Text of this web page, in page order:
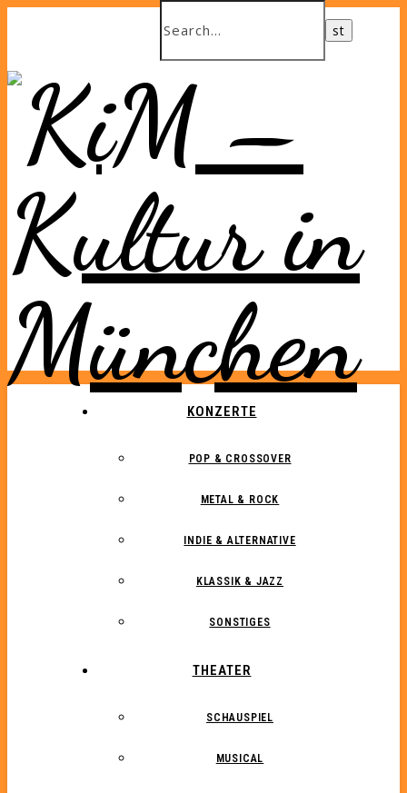
KONZERTE
POP & CROSSOVER
METAL & ROCK
INDIE & ALTERNATIVE
KLASSIK & JAZZ
SONSTIGES
THEATER
SCHAUSPIEL
MUSICAL